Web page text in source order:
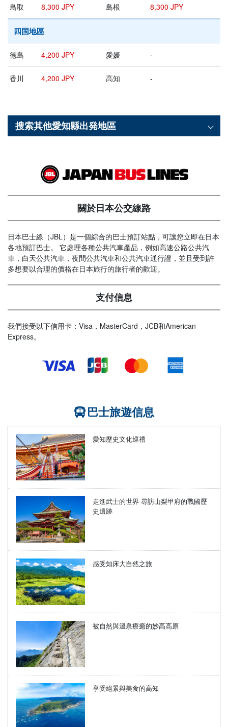
鳥取 8,300 JPY 島根 8,300 JPY
四国地區
徳島 4,200 JPY 愛媛 -
香川 4,200 JPY 高知 -
搜索其他愛知縣出発地區
關於日本公交線路
日本巴士線（JBL）是一個綜合的巴士預訂站點，可讓您立即在日本
各地預訂巴士。 它處理各種公共汽車產品，例如高速公路公共汽
車，白天公共汽車，夜間公共汽車和公共汽車通行證，並且受到許
多想要以合理的價格在日本旅行的旅行者的歡迎。
支付信息
我們接受以下信用卡：Visa，MasterCard，JCB和American
Express。
巴士旅遊信息
愛知歷史文化巡禮
走進武士的世界 尋訪山梨甲府的戰國歷
史遺跡
感受知床大自然之旅
被自然與溫泉療癒的妙高高原
享受絕景與美食的高知